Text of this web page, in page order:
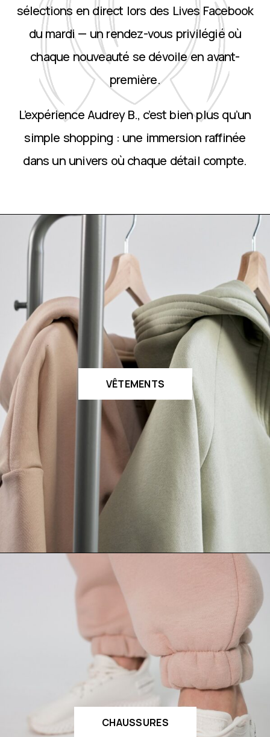
sélections en direct lors des Lives Facebook
du mardi — un rendez-vous privilégié où
chaque nouveauté se dévoile en avant-
première.
L’expérience Audrey B., c’est bien plus qu’un
simple shopping : une immersion raffinée
dans un univers où chaque détail compte.
VÊTEMENTS
CHAUSSURES